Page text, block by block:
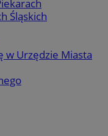
Śląskich
w Urzędzie Miasta